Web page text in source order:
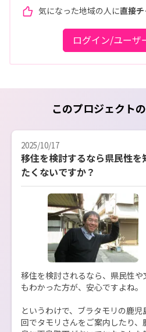
気になった地域の人に直接
ログイン/ユーザ
このプロジェクト
2025/10/17
移住を検討するなら県民性を
たくないですか？
移住を検討されるなら、県民性や
もわかった方が、安心ですよね。
というわけで、ブラタモリの鹿児
回でタモリさんをご案内したり、